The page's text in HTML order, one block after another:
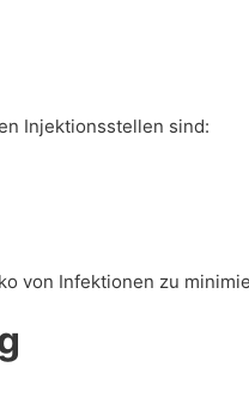
Injektionsstellen sind:
von Infektionen zu